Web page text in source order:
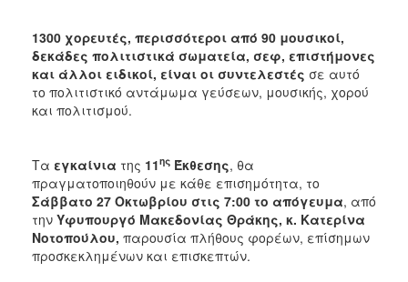
1300 χορευτές, περισσότεροι από 90 μουσικοί,
δεκάδες πολιτιστικά σωματεία, σεφ, επιστήμονες
και άλλοι ειδικοί, είναι οι συντελεστές σε αυτό
το πολιτιστικό αντάμωμα γεύσεων, μουσικής, χορού
και πολιτισμού.
Τα εγκαίνια της 11ης Έκθεσης, θα
πραγματοποιηθούν με κάθε επισημότητα, το
Σάββατο 27 Οκτωβρίου στις 7:00 το απόγευμα, από
την Υφυπουργό Μακεδονίας Θράκης, κ. Κατερίνα
Νοτοπούλου, παρουσία πλήθους φορέων, επίσημων
προσκεκλημένων και επισκεπτών.